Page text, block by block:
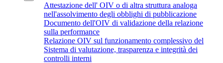
Attestazione dell' OIV o di altra struttura analoga
nell'assolvimento degli obblighi di pubblicazione
Documento dell'OIV di validazione della relazione
sulla performance
Relazione OIV sul funzionamento complessivo del
Sistema di valutazione, trasparenza e integrità dei
controlli interni